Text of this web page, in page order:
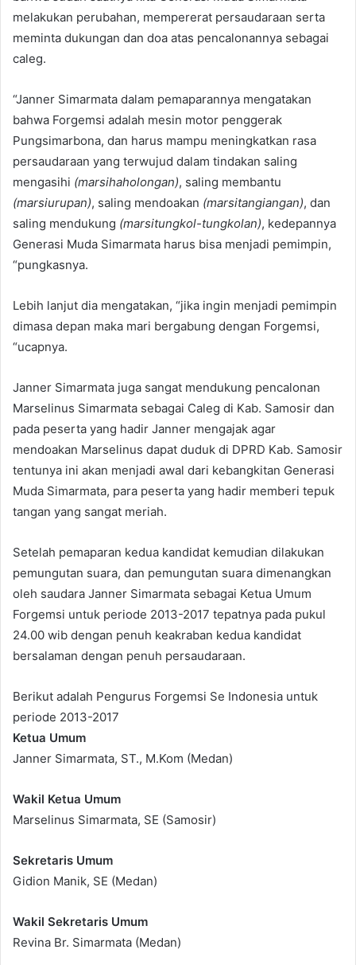
melakukan perubahan, mempererat persaudaraan serta
meminta dukungan dan doa atas pencalonannya sebagai
caleg.
“Janner Simarmata dalam pemaparannya mengatakan
bahwa Forgemsi adalah mesin motor penggerak
Pungsimarbona, dan harus mampu meningkatkan rasa
persaudaraan yang terwujud dalam tindakan saling
mengasihi (marsihaholongan), saling membantu
(marsiurupan), saling mendoakan (marsitangiangan), dan
saling mendukung (marsitungkol-tungkolan), kedepannya
Generasi Muda Simarmata harus bisa menjadi pemimpin,
“pungkasnya.
Lebih lanjut dia mengatakan, “jika ingin menjadi pemimpin
dimasa depan maka mari bergabung dengan Forgemsi,
“ucapnya.
Janner Simarmata juga sangat mendukung pencalonan
Marselinus Simarmata sebagai Caleg di Kab. Samosir dan
pada peserta yang hadir Janner mengajak agar
mendoakan Marselinus dapat duduk di DPRD Kab. Samosir
tentunya ini akan menjadi awal dari kebangkitan Generasi
Muda Simarmata, para peserta yang hadir memberi tepuk
tangan yang sangat meriah.
Setelah pemaparan kedua kandidat kemudian dilakukan
pemungutan suara, dan pemungutan suara dimenangkan
oleh saudara Janner Simarmata sebagai Ketua Umum
Forgemsi untuk periode 2013-2017 tepatnya pada pukul
24.00 wib dengan penuh keakraban kedua kandidat
bersalaman dengan penuh persaudaraan.
Berikut adalah Pengurus Forgemsi Se Indonesia untuk
periode 2013-2017
Ketua Umum
Janner Simarmata, ST., M.Kom (Medan)
Wakil Ketua Umum
Marselinus Simarmata, SE (Samosir)
Sekretaris Umum
Gidion Manik, SE (Medan)
Wakil Sekretaris Umum
Revina Br. Simarmata (Medan)